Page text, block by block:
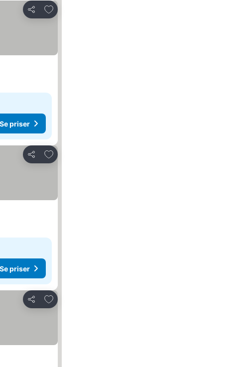
Dela
Lägg till i Mina Favoriter
Se priser
Dela
Lägg till i Mina Favoriter
Se priser
Dela
Lägg till i Mina Favoriter